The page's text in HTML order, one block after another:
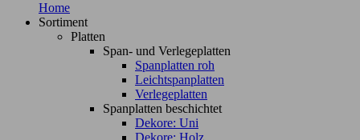
Home
Sortiment
Platten
Span- und Verlegeplatten
Spanplatten roh
Leichtspanplatten
Verlegeplatten
Spanplatten beschichtet
Dekore: Uni